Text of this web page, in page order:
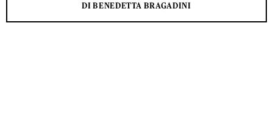
DI BENEDETTA BRAGADINI